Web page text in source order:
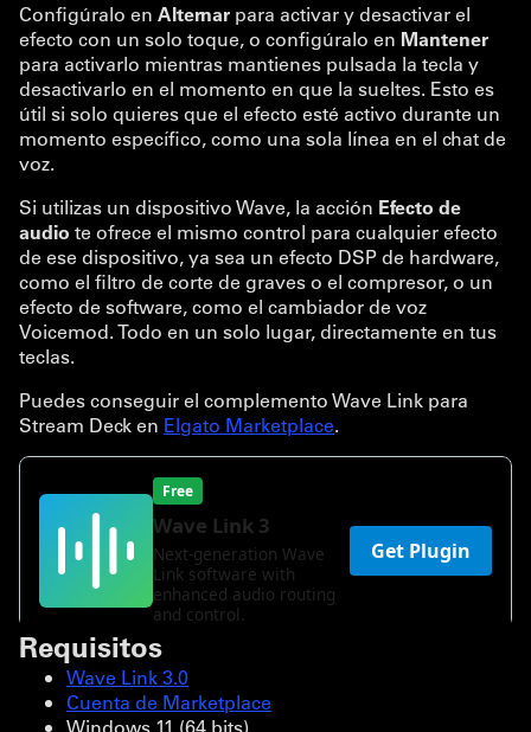
Configúralo en Alternar para activar y desactivar el
efecto con un solo toque, o configúralo en Mantener
para activarlo mientras mantienes pulsada la tecla y
desactivarlo en el momento en que la sueltes. Esto es
útil si solo quieres que el efecto esté activo durante un
momento específico, como una sola línea en el chat de
voz.
Si utilizas un dispositivo Wave, la acción Efecto de
audio te ofrece el mismo control para cualquier efecto
de ese dispositivo, ya sea un efecto DSP de hardware,
como el filtro de corte de graves o el compresor, o un
efecto de software, como el cambiador de voz
Voicemod. Todo en un solo lugar, directamente en tus
teclas.
Puedes conseguir el complemento Wave Link para
Stream Deck en Elgato Marketplace.
Requisitos
Wave Link 3.0
Cuenta de Marketplace